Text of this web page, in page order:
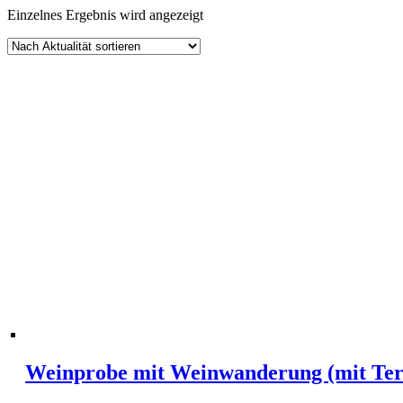
Einzelnes Ergebnis wird angezeigt
Weinprobe mit Weinwanderung (mit